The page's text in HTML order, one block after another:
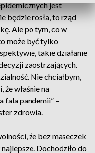
jest
będzie rosła, to rząd
Ale po tym, co w
może być tylko
takie działanie
zaostrzających.
Nie chciałbym,
że właśnie na
fala pandemii” –
zdrowia.
że bez maseczek
Dochodziło do